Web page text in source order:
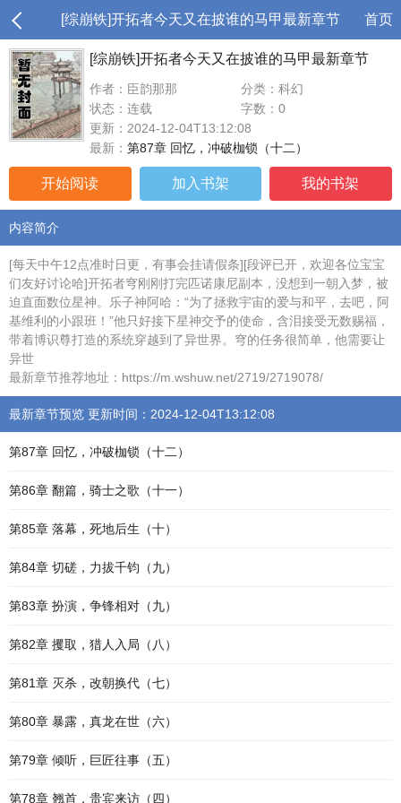
[综崩铁]开拓者今天又在披谁的马甲最新章节 首页
[综崩铁]开拓者今天又在披谁的马甲最新章节
作者：臣韵那那
分类：科幻
状态：连载
字数：0
更新：2024-12-04T13:12:08
最新： 第87章 回忆，冲破枷锁（十二）
开始阅读 加入书架 我的书架
内容简介
[每天中午12点准时日更，有事会挂请假条][段评已开，欢迎各位宝宝
们友好讨论哈]开拓者穹刚刚打完匹诺康尼副本，没想到一朝入梦，被
迫直面数位星神。乐子神阿哈：“为了拯救宇宙的爱与和平，去吧，阿
基维利的小跟班！”他只好接下星神交予的使命，含泪接受无数赐福，
带着博识尊打造的系统穿越到了异世界。穹的任务很简单，他需要让
异世
最新章节推荐地址：https://m.wshuw.net/2719/2719078/
最新章节预览 更新时间：2024-12-04T13:12:08
第87章 回忆，冲破枷锁（十二）
第86章 翻篇，骑士之歌（十一）
第85章 落幕，死地后生（十）
第84章 切磋，力拔千钧（九）
第83章 扮演，争锋相对（九）
第82章 攫取，猎人入局（八）
第81章 灭杀，改朝换代（七）
第80章 暴露，真龙在世（六）
第79章 倾听，巨匠往事（五）
第78章 翘首，贵宾来访（四）